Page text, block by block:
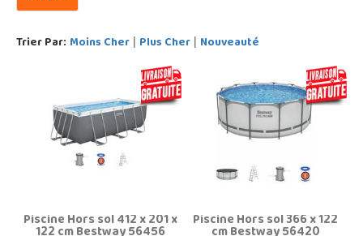
Trier Par: Moins Cher | Plus Cher | Nouveauté
Piscine Hors sol 412 x 201 x Piscine Hors sol 366 x 122